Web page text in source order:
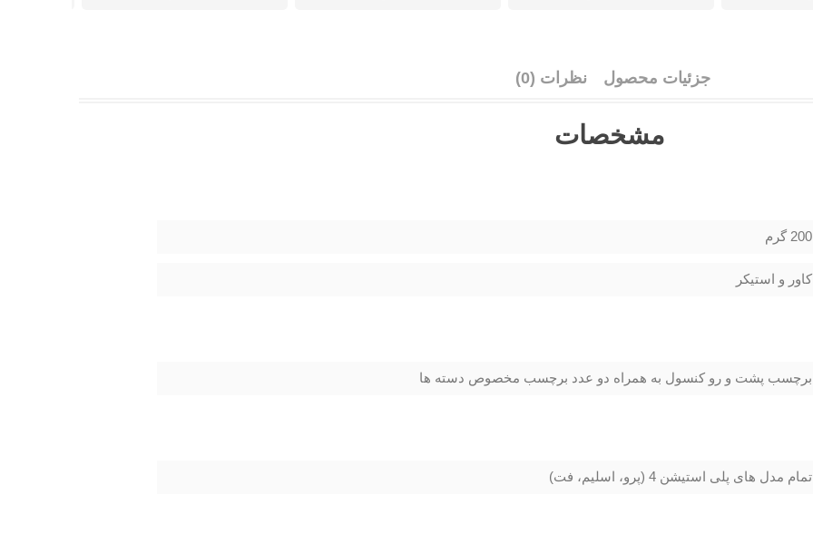
جزئیات محصول نظرات (0)
مشخصات
200 گرم
کاور و استیکر
برچسب پشت و رو کنسول به همراه دو عدد برچسب مخصوص دسته ها
تمام مدل های پلی استیشن 4 (پرو، اسلیم، فت)